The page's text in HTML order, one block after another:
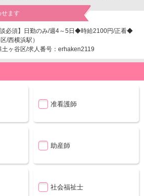
ます
必須】日勤のみ/週4～5日◆時給2100円/正看◆
/西横浜駅）
ヶ谷区/求人番号：erhaken2119
准看護師
助産師
社会福祉士